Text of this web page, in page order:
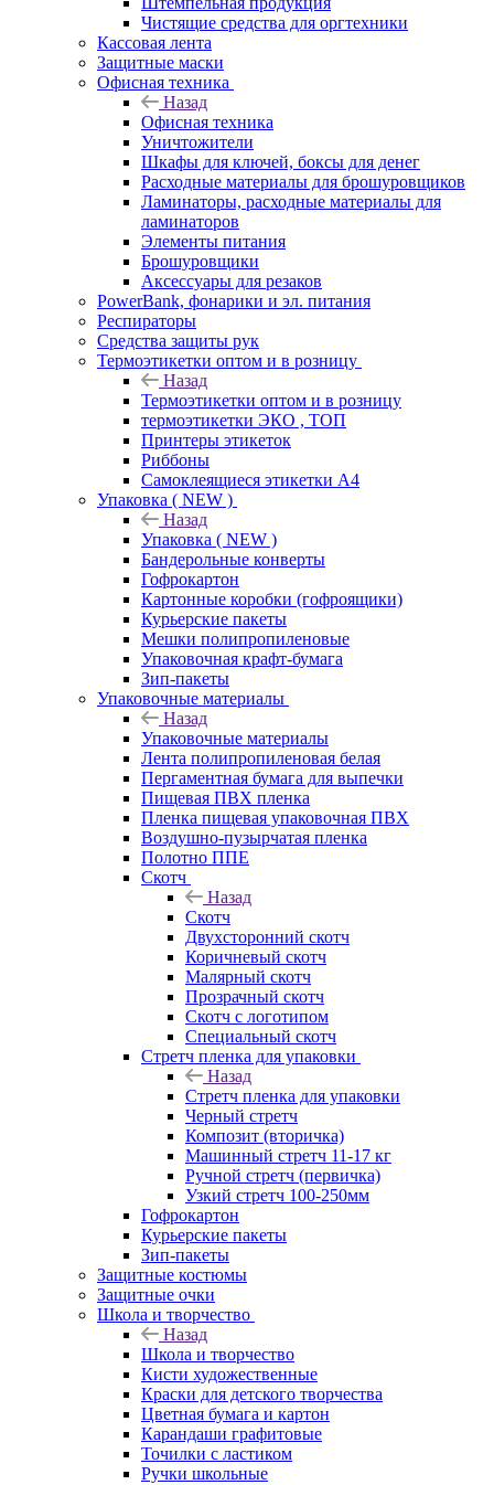
Чистящие средства для оргтехники
Кассовая лента
Защитные маски
Офисная техника
Назад
Офисная техника
Уничтожители
Шкафы для ключей, боксы для денег
Расходные материалы для брошуровщиков
Ламинаторы, расходные материалы для
ламинаторов
Элементы питания
Брошуровщики
Аксессуары для резаков
PowerBank, фонарики и эл. питания
Респираторы
Средства защиты рук
Термоэтикетки оптом и в розницу
Назад
Термоэтикетки оптом и в розницу
термоэтикетки ЭКО , ТОП
Принтеры этикеток
Риббоны
Самоклеящиеся этикетки А4
Упаковка ( NEW )
Назад
Упаковка ( NEW )
Бандерольные конверты
Гофрокартон
Картонные коробки (гофроящики)
Курьерские пакеты
Мешки полипропиленовые
Упаковочная крафт-бумага
Зип-пакеты
Упаковочные материалы
Назад
Упаковочные материалы
Лента полипропиленовая белая
Пергаментная бумага для выпечки
Пищевая ПВХ пленка
Пленка пищевая упаковочная ПВХ
Воздушно-пузырчатая пленка
Полотно ППЕ
Скотч
Назад
Скотч
Двухсторонний скотч
Коричневый скотч
Малярный скотч
Прозрачный скотч
Скотч с логотипом
Специальный скотч
Стретч пленка для упаковки
Назад
Стретч пленка для упаковки
Черный стретч
Композит (вторичка)
Машинный стретч 11-17 кг
Ручной стретч (первичка)
Узкий стретч 100-250мм
Гофрокартон
Курьерские пакеты
Зип-пакеты
Защитные костюмы
Защитные очки
Школа и творчество
Назад
Школа и творчество
Кисти художественные
Краски для детского творчества
Цветная бумага и картон
Карандаши графитовые
Точилки с ластиком
Ручки школьные